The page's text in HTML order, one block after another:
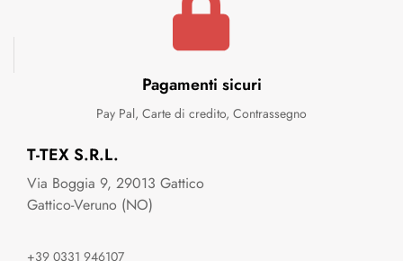
Pagamenti sicuri
Pay Pal, Carte di credito, Contrassegno
T-TEX S.R.L.
Via Boggia 9, 29013 Gattico
Gattico-Veruno (NO)
+39 0331 946107